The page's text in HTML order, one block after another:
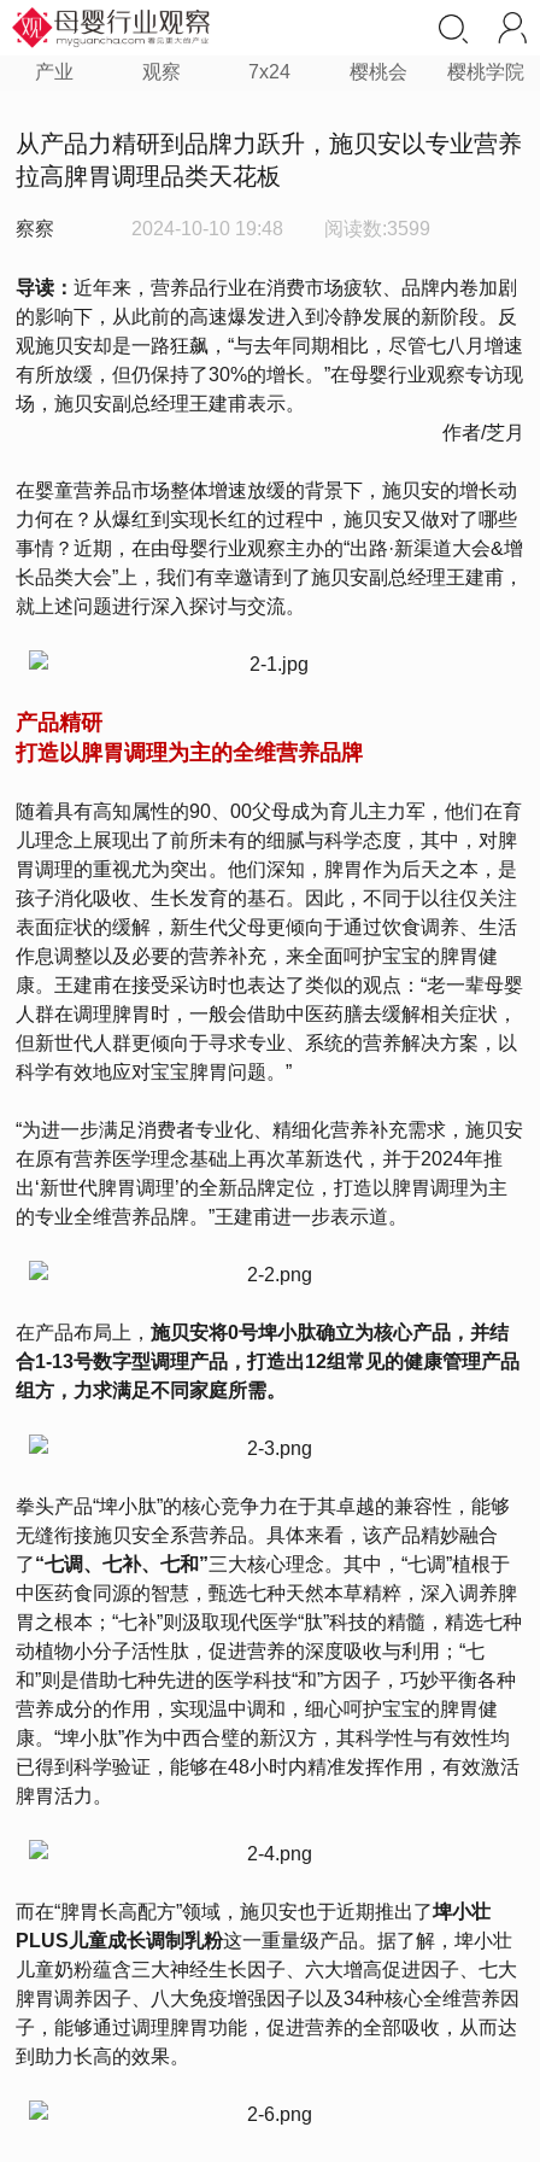
产业 观察 7x24 樱桃会 樱桃学院
从产品力精研到品牌力跃升，施贝安以专业营养
拉高脾胃调理品类天花板
察察 2024-10-10 19:48 阅读数:3599
导读：近年来，营养品行业在消费市场疲软、品牌内卷加剧
的影响下，从此前的高速爆发进入到冷静发展的新阶段。反
观施贝安却是一路狂飙，“与去年同期相比，尽管七八月增速
有所放缓，但仍保持了30%的增长。”在母婴行业观察专访现
场，施贝安副总经理王建甫表示。
作者/芝月
在婴童营养品市场整体增速放缓的背景下，施贝安的增长动
力何在？从爆红到实现长红的过程中，施贝安又做对了哪些
事情？近期，在由母婴行业观察主办的“出路·新渠道大会&增
长品类大会”上，我们有幸邀请到了施贝安副总经理王建甫，
就上述问题进行深入探讨与交流。
产品精研
打造以脾胃调理为主的全维营养品牌
随着具有高知属性的90、00父母成为育儿主力军，他们在育
儿理念上展现出了前所未有的细腻与科学态度，其中，对脾
胃调理的重视尤为突出。他们深知，脾胃作为后天之本，是
孩子消化吸收、生长发育的基石。因此，不同于以往仅关注
表面症状的缓解，新生代父母更倾向于通过饮食调养、生活
作息调整以及必要的营养补充，来全面呵护宝宝的脾胃健
康。王建甫在接受采访时也表达了类似的观点：“老一辈母婴
人群在调理脾胃时，一般会借助中医药膳去缓解相关症状，
但新世代人群更倾向于寻求专业、系统的营养解决方案，以
科学有效地应对宝宝脾胃问题。”
“为进一步满足消费者专业化、精细化营养补充需求，施贝安
在原有营养医学理念基础上再次革新迭代，并于2024年推
出‘新世代脾胃调理’的全新品牌定位，打造以脾胃调理为主
的专业全维营养品牌。”王建甫进一步表示道。
在产品布局上，施贝安将0号埤小肽确立为核心产品，并结
合1-13号数字型调理产品，打造出12组常见的健康管理产品
组方，力求满足不同家庭所需。
拳头产品“埤小肽”的核心竞争力在于其卓越的兼容性，能够
无缝衔接施贝安全系营养品。具体来看，该产品精妙融合
了“七调、七补、七和”三大核心理念。其中，“七调”植根于
中医药食同源的智慧，甄选七种天然本草精粹，深入调养脾
胃之根本；“七补”则汲取现代医学“肽”科技的精髓，精选七种
动植物小分子活性肽，促进营养的深度吸收与利用；“七
和”则是借助七种先进的医学科技“和”方因子，巧妙平衡各种
营养成分的作用，实现温中调和，细心呵护宝宝的脾胃健
康。“埤小肽”作为中西合璧的新汉方，其科学性与有效性均
已得到科学验证，能够在48小时内精准发挥作用，有效激活
脾胃活力。
而在“脾胃长高配方”领域，施贝安也于近期推出了埤小壮
PLUS儿童成长调制乳粉这一重量级产品。据了解，埤小壮
儿童奶粉蕴含三大神经生长因子、六大增高促进因子、七大
脾胃调养因子、八大免疫增强因子以及34种核心全维营养因
子，能够通过调理脾胃功能，促进营养的全部吸收，从而达
到助力长高的效果。